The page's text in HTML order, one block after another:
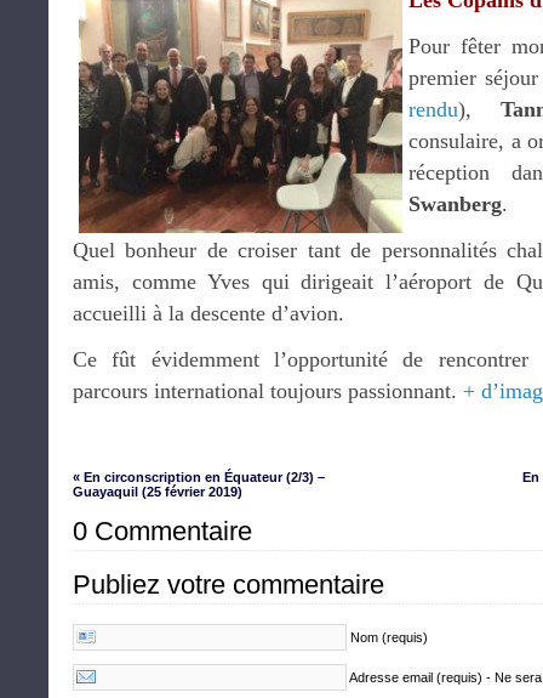
Pour fêter
premier
rendu),
consulaire, a
réception
Swanberg.
Quel bonheur de croiser tant de personnalités
amis, comme Yves qui dirigeait l’aéroport de
accueilli à la descente d’avion.
Ce fût évidemment l’opportunité de rencontrer
parcours international toujours passionnant. +
« En circonscription en Équateur (2/3) –
Guayaquil (25 février 2019)
En
0 Commentaire
Publiez votre commentaire
Nom (requis)
Adresse email (requis) - Ne